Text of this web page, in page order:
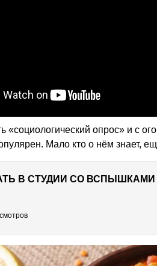
«социологический опрос» и с
Мало кто о нём знает,
В СТУДИИ СО ВСПЫШКАМИ